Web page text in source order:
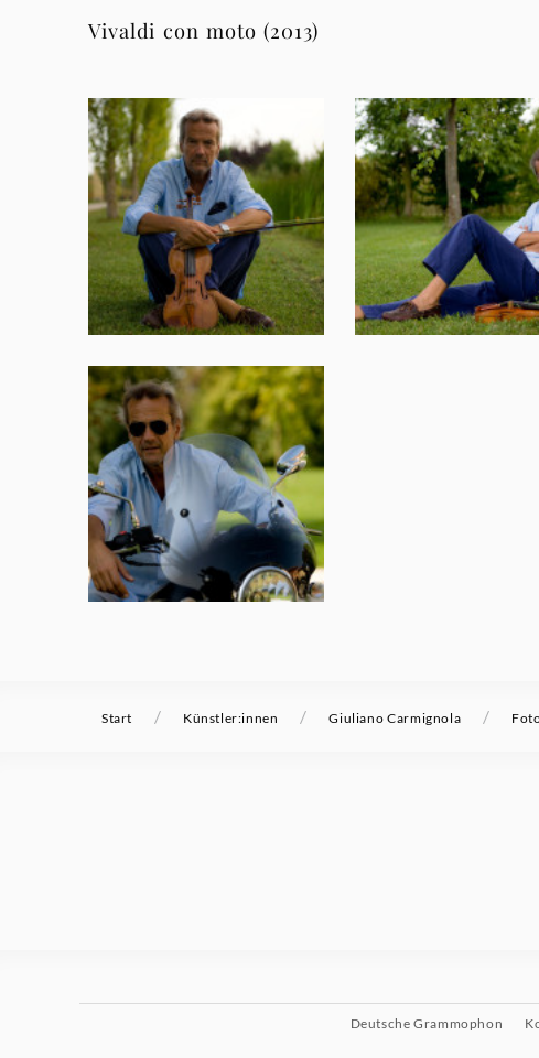
Vivaldi con moto (2013)
Start / Künstler:innen / Giuliano Carmignola /
Deutsche Grammophon